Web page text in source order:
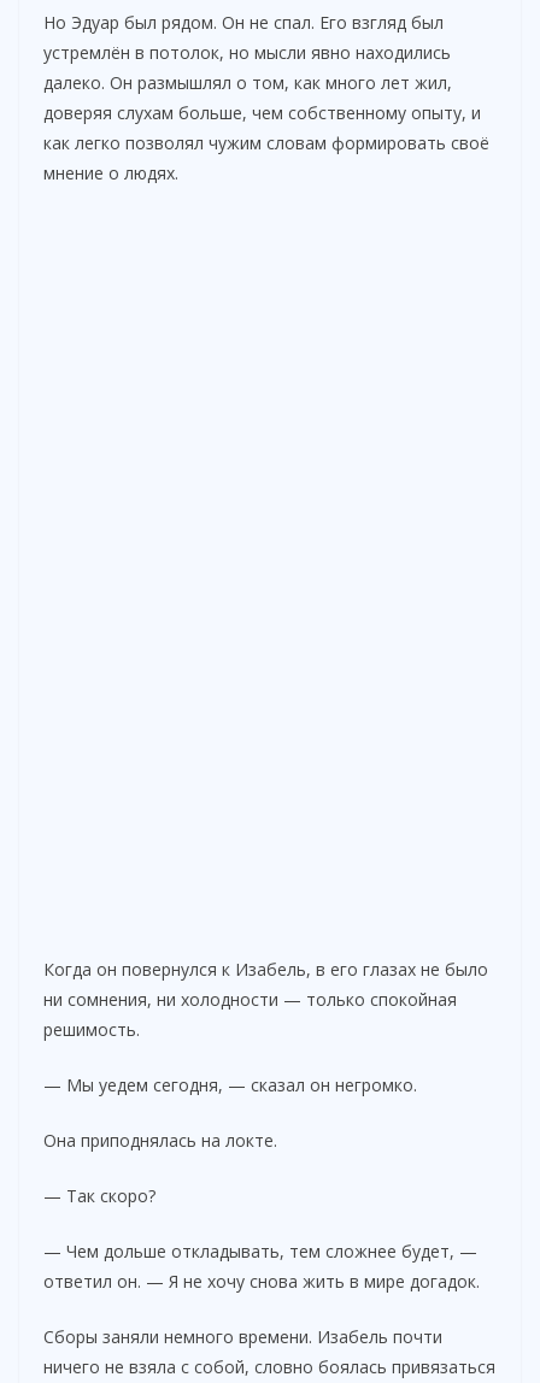
Но Эдуар был рядом. Он не спал. Его взгляд был
устремлён в потолок, но мысли явно находились
далеко. Он размышлял о том, как много лет жил,
доверяя слухам больше, чем собственному опыту, и
как легко позволял чужим словам формировать своё
мнение о людях.
Когда он повернулся к Изабель, в его глазах не было
ни сомнения, ни холодности — только спокойная
решимость.
— Мы уедем сегодня, — сказал он негромко.
Она приподнялась на локте.
— Так скоро?
— Чем дольше откладывать, тем сложнее будет, —
ответил он. — Я не хочу снова жить в мире догадок.
Сборы заняли немного времени. Изабель почти
ничего не взяла с собой, словно боялась привязаться